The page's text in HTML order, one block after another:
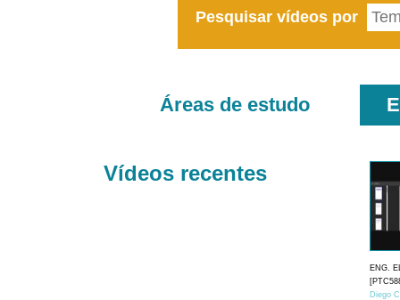
Pesquisar vídeos por
Áreas de estudo
Vídeos recentes
ENG.
Diego